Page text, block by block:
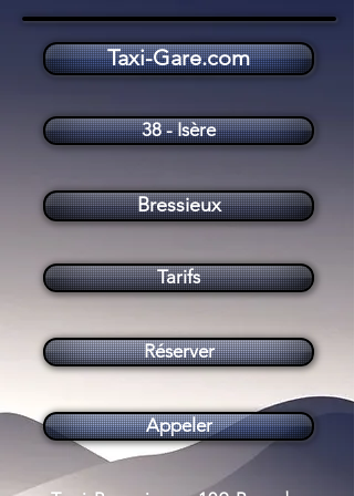
Tarifs
Taxi Bressieux (38870)
Bressieux
Taxi-Gare.com
Réserver
Appeler
38 - Isère